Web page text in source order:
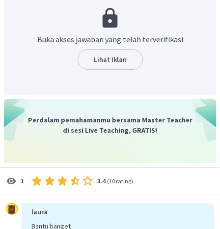
tetapi dalam kurun waktu yang terbatas. Sedangkan
diakronik merupakan konsep berpikir yang menguraikan
kronologis.
Dengan demikian, jawaban yang benar adalah C.
Buka akses jawaban yang telah terverifikasi
Lihat Iklan
Perdalam pemahamanmu bersama Master Teacher
di sesi Live Teaching, GRATIS!
1 3.4 (10 rating)
laura
Bantu banget